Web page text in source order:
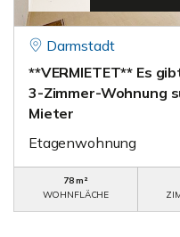
Darmstadt
**VERMIETET** Es
3-Zimmer-Wohnung
Mieter
Etagenwohnung
78 m²
WOHNFLÄCHE